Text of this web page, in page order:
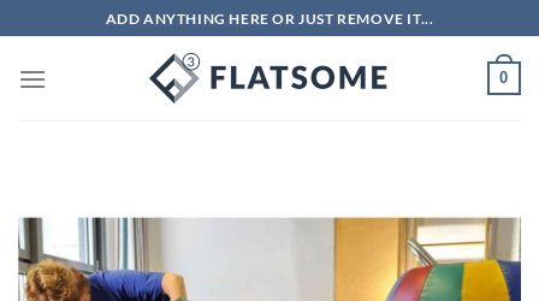
to
content
ADD ANYTHING HERE OR JUST REMOVE IT...
0